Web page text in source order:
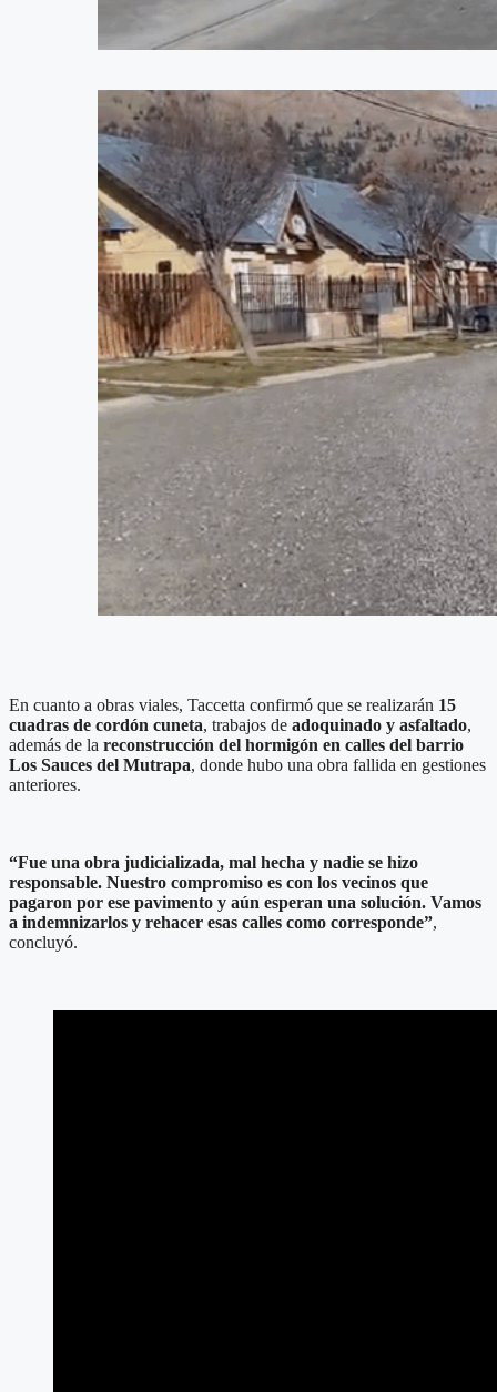
En cuanto a obras viales, Taccetta confirmó que se realizarán 15
cuadras de cordón cuneta, trabajos de adoquinado y asfaltado,
además de la reconstrucción del hormigón en calles del barrio
Los Sauces del Mutrapa, donde hubo una obra fallida en gestiones
anteriores.
“Fue una obra judicializada, mal hecha y nadie se hizo
responsable. Nuestro compromiso es con los vecinos que
pagaron por ese pavimento y aún esperan una solución. Vamos
a indemnizarlos y rehacer esas calles como corresponde”,
concluyó.